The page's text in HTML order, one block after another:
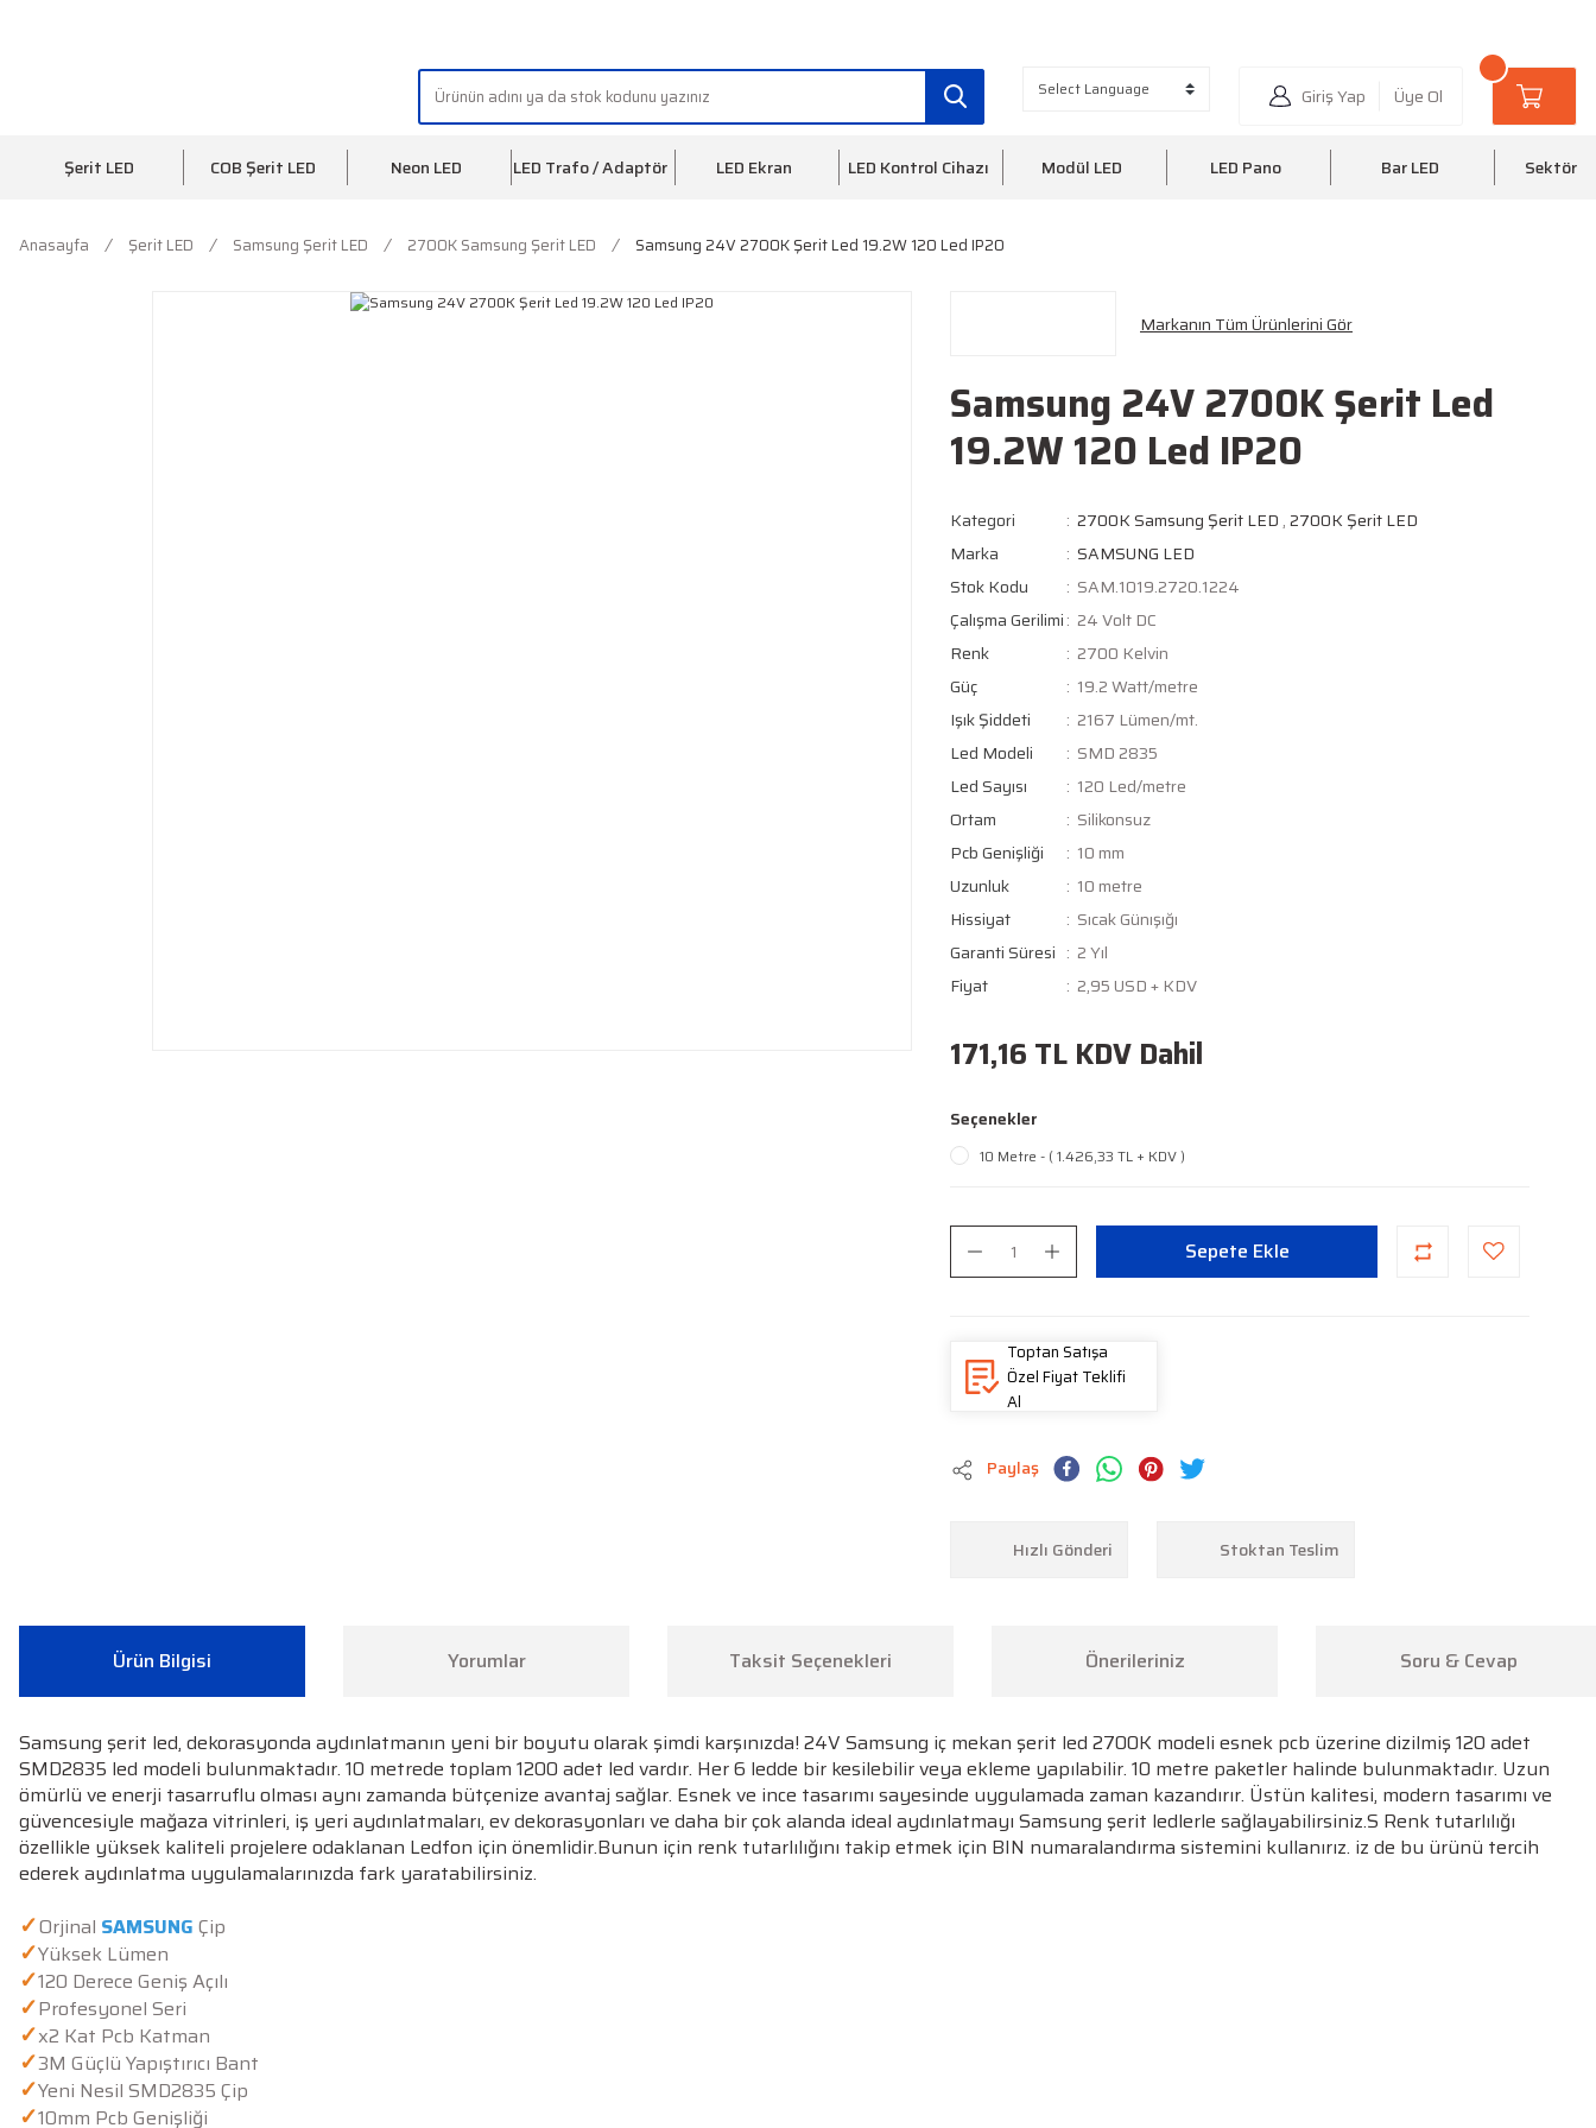
Giriş Yap Üye Ol
Şerit LED COB Şerit LED Neon LED LED Trafo / Adaptör LED Ekran LED Kontrol Cihazı Modül LED LED Pano Bar LED Sektörel
Anasayfa Şerit LED Samsung Şerit LED 2700K Samsung Şerit LED Samsung 24V 2700K Şerit Led 19.2W 120 Led IP20
Markanın Tüm Ürünlerini Gör
Samsung 24V 2700K Şerit Led
19.2W 120 Led IP20
Kategori 2700K Samsung Şerit LED ,2700K Şerit LED
Marka
SAMSUNG LED
Stok Kodu
SAM.1019.2720.1224
Çalışma Gerilimi 24 Volt DC
Renk
2700 Kelvin
Güç
19.2 Watt/metre
Işık Şiddeti
2167 Lümen/mt.
Led Modeli
SMD 2835
Led Sayısı
120 Led/metre
Ortam
Silikonsuz
Pcb Genişliği
10 mm
Uzunluk
10 metre
Hissiyat
Sıcak Günışığı
Garanti Süresi
2 Yıl
Fiyat
2,95 USD + KDV
171,16 TL KDV Dahil
Seçenekler
10 Metre - ( 1.426,33 TL + KDV )
Sepete Ekle
Toptan Satışa
Özel Fiyat Teklifi
Al
Paylaş
Hızlı Gönderi Stoktan Teslim
Ürün Bilgisi Yorumlar Taksit Seçenekleri Önerileriniz Soru & Cevap
Samsung şerit led, dekorasyonda aydınlatmanın yeni bir boyutu olarak şimdi karşınızda! 24V Samsung iç mekan şerit led 2700K modeli esnek pcb üzerine dizilmiş 120 adet
SMD2835 led modeli bulunmaktadır. 10 metrede toplam 1200 adet led vardır. Her 6 ledde bir kesilebilir veya ekleme yapılabilir. 10 metre paketler halinde bulunmaktadır. Uzun
ömürlü ve enerji tasarruflu olması aynı zamanda bütçenize avantaj sağlar. Esnek ve ince tasarımı sayesinde uygulamada zaman kazandırır. Üstün kalitesi, modern tasarımı ve
güvencesiyle mağaza vitrinleri, iş yeri aydınlatmaları, ev dekorasyonları ve daha bir çok alanda ideal aydınlatmayı Samsung şerit ledlerle sağlayabilirsiniz.S Renk tutarlılığı
özellikle yüksek kaliteli projelere odaklanan Ledfon için önemlidir.Bunun için renk tutarlılığını takip etmek için BIN numaralandırma sistemini kullanırız. iz de bu ürünü tercih
ederek aydınlatma uygulamalarınızda fark yaratabilirsiniz.
✓Orjinal SAMSUNG Çip
✓Yüksek Lümen
✓120 Derece Geniş Açılı
✓Profesyonel Seri
✓x2 Kat Pcb Katman
✓3M Güçlü Yapıştırıcı Bant
✓Yeni Nesil SMD2835 Çip
✓10mm Pcb Genişliği